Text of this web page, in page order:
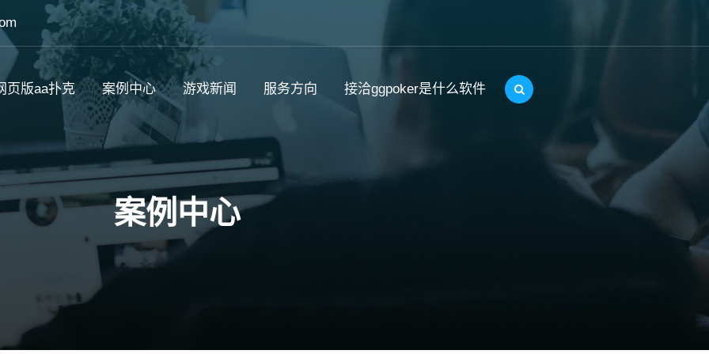
页版aa扑克 案例中心 游戏新闻 服务方向 接洽ggpoker是什么软件
案例中心